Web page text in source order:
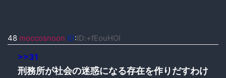
48 moccosnoon ID:ID:+fEouHOI
>>31
刑務所が社会の迷惑になる存在を作りだすわけ